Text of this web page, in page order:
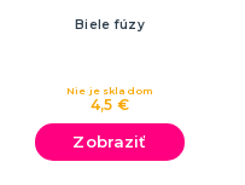
Biele fúzy
4,5 €
Nie je skladom
Zobraziť